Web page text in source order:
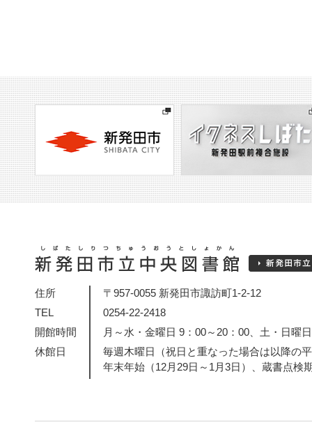
住所
〒957-0055 新発田市諏訪町1-2-12
TEL
0254-22-2418
開館時間
月～水・金曜日 9：00～20：00、土・日曜
休館日
毎週木曜日（祝日と重なった場合は以降の
年末年始（12月29日～1月3日）、蔵書点検